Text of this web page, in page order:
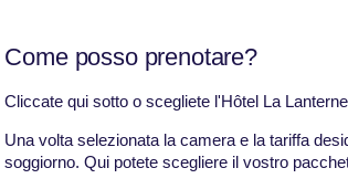
Come posso prenotare?
Cliccate qui sotto o scegliete l'Hôtel La
Una volta selezionata la camera e la tariffa
soggiorno. Qui potete scegliere il vostro